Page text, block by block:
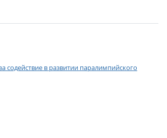
в развитии паралимпийского